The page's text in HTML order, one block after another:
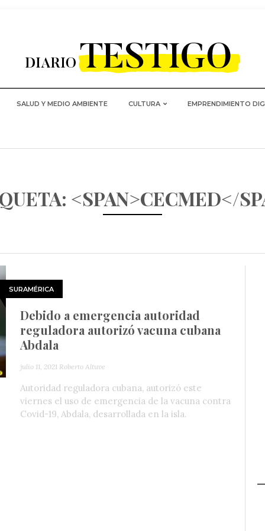
SALUD Y MEDIO AMBIENTE CULTURA EMPRENDIMIENTO
<SPAN>CECMED</
SURAMÉRICA
Debido a emergencia autoridad
reguladora autorizó vacuna cubana
Abdala
julio 11, 2021 Roberto Altuve
Autoridad reguladora cubana, autorizó este
viernes el uso de emergencia de la vacuna contra
Covid-19, Abdala, desarrollada en la isla.